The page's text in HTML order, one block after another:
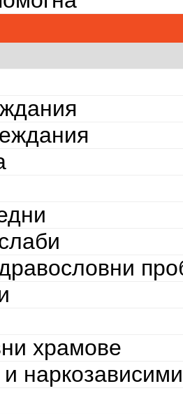
храмове
наркозависими